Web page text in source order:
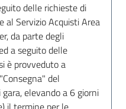
delle richieste di
al Servizio Acquisti Area
da parte degli
a seguito delle
è provveduto a
del
elevando a 6 giorni